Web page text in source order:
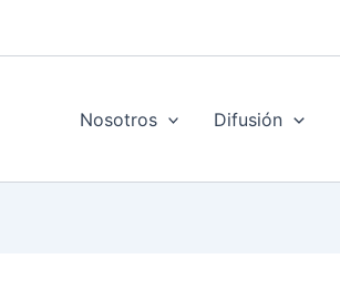
Nosotros Difusión